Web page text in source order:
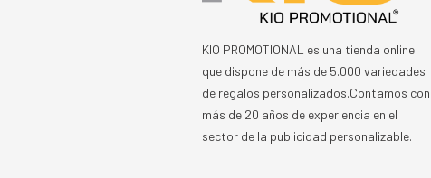
KIO PROMOTIONAL es una tienda online
que dispone de más de 5.000 variedades
de regalos personalizados.Contamos con
más de 20 años de experiencia en el
sector de la publicidad personalizable.